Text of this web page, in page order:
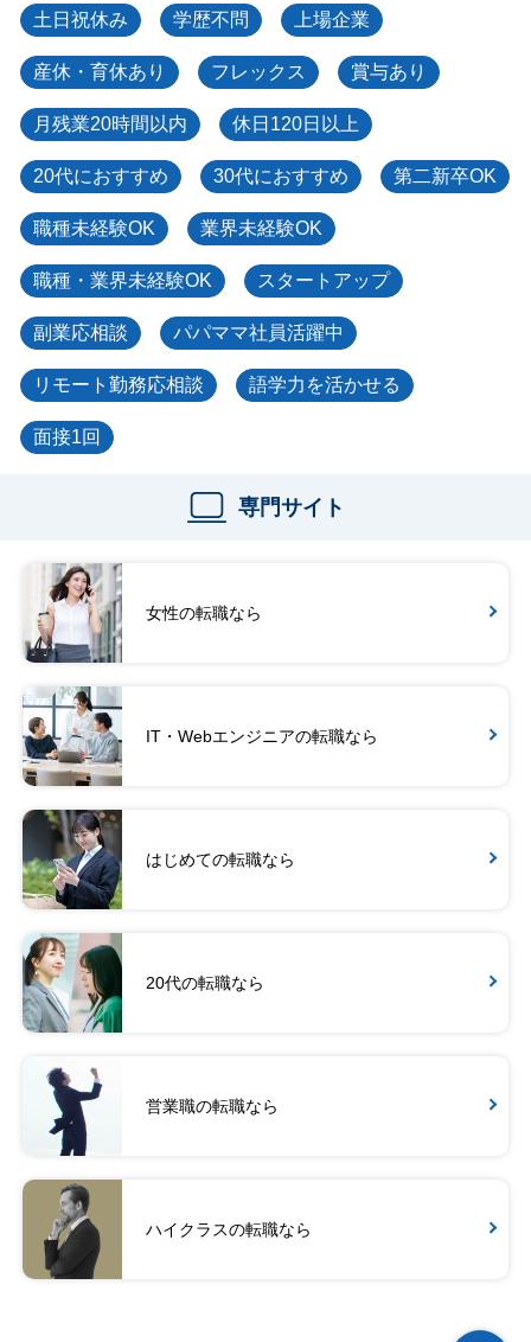
土日祝休み 学歴不問 上場企業
産休・育休あり フレックス 賞与あり
月残業20時間以内 休日120日以上
20代におすすめ 30代におすすめ 第二新卒OK
職種未経験OK 業界未経験OK
職種・業界未経験OK スタートアップ
副業応相談 パパママ社員活躍中
リモート勤務応相談 語学力を活かせる
面接1回
専門サイト
女性の転職なら
IT・Webエンジニアの転職なら
はじめての転職なら
20代の転職なら
営業職の転職なら
ハイクラスの転職なら